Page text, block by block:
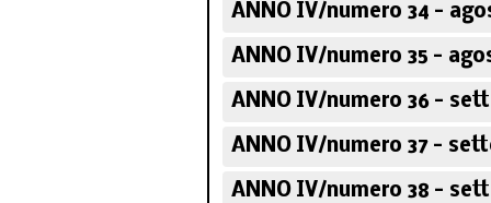
ANNO IV/numero 34 -
ANNO IV/numero 35 -
ANNO IV/numero 36 -
ANNO IV/numero 37 -
ANNO IV/numero 38 -